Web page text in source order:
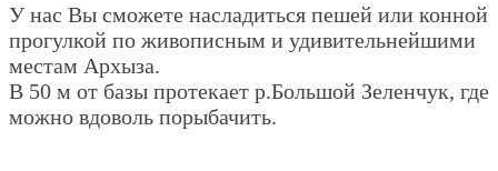
У нас Вы сможете насладиться пешей или конной
прогулкой по живописным и удивительнейшими
местам Архыза.
В 50 м от базы протекает р.Большой Зеленчук, где
можно вдоволь порыбачить.